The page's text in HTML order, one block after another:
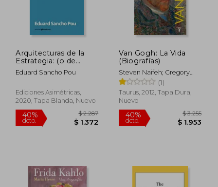
40%
dcto.
40%
dcto.
Arquitecturas de la
Estrategia: (o de
Cómo Vender Sopa,
Pasta de Dientes y
Eduard Sancho Pou
Ediciones Asimétricas,
2020, Tapa Blanda, Nuevo
Van Gogh: La Vida
(Biografías)
Steven Naifeh; Gregory
White Smith (1)
Taurus, 2012, Tapa Dura,
Nuevo